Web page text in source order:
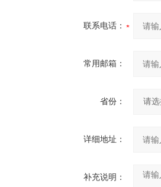
联系电话：
常用邮箱：
省份：
详细地址：
补充说明：